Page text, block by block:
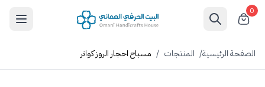
0
الصفحة الرئيسية/ المنتجات / مسباح احجار الروز كواتر